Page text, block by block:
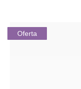
Oferta